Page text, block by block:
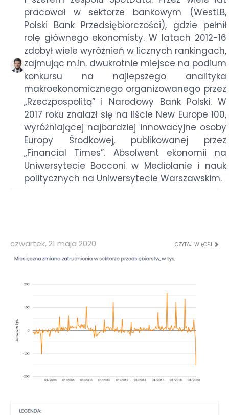
pracował w sektorze bankowym (WestLB,
Polski Bank Przedsiębiorczości), gdzie pełnił
rolę głównego ekonomisty. W latach 2012-16
zdobył wiele wyróżnień w licznych rankingach,
zajmując m.in. dwukrotnie miejsce na podium
konkursu na najlepszego analityka
makroekonomicznego organizowanego przez
„Rzeczpospolitą” i Narodowy Bank Polski. W
2017 roku znalazł się na liście New Europe 100,
wyróżniającej najbardziej innowacyjne osoby
Europy Środkowej, publikowanej przez
„Financial Times”. Absolwent ekonomii na
Uniwersytecie Bocconi w Mediolanie i nauk
politycznych na Uniwersytecie Warszawskim.
czwartek, 21 maja 2020 CZYTAJ WIĘCEJ